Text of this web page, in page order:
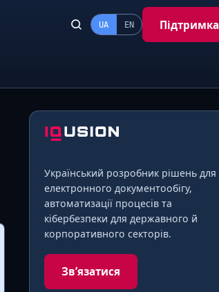
UA EN Підтримка
Український розробник рішень для
електронного документообігу,
автоматизації процесів та
кібербезпеки для державного й
корпоративного секторів.
Звʼязатися